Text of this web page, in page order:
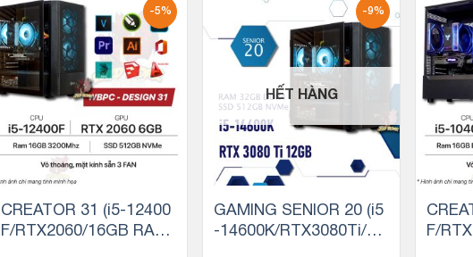
-5%
CREATOR 31 (i5-12400
F/RTX2060/16GB RAM/
-9%
HẾT HÀNG
GAMING SENIOR 20 (i5
-14600K/RTX3080Ti/32
F/